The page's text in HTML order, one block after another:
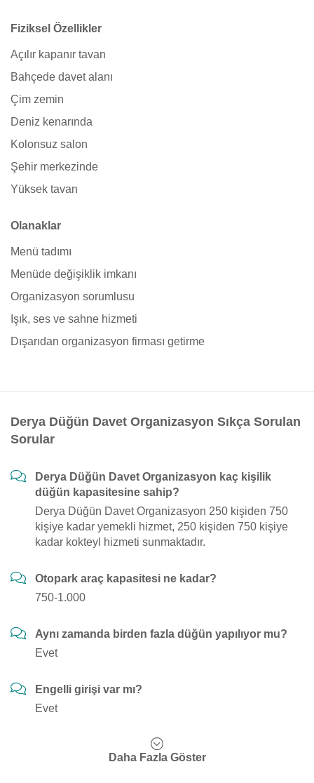
Fiziksel Özellikler
Açılır kapanır tavan
Bahçede davet alanı
Çim zemin
Deniz kenarında
Kolonsuz salon
Şehir merkezinde
Yüksek tavan
Olanaklar
Menü tadımı
Menüde değişiklik imkanı
Organizasyon sorumlusu
Işık, ses ve sahne hizmeti
Dışarıdan organizasyon firması getirme
Derya Düğün Davet Organizasyon Sıkça Sorulan
Sorular
Derya Düğün Davet Organizasyon kaç kişilik
düğün kapasitesine sahip?
Derya Düğün Davet Organizasyon 250 kişiden 750
kişiye kadar yemekli hizmet, 250 kişiden 750 kişiye
kadar kokteyl hizmeti sunmaktadır.
Otopark araç kapasitesi ne kadar?
750-1.000
Aynı zamanda birden fazla düğün yapılıyor mu?
Evet
Engelli girişi var mı?
Evet
Daha Fazla Göster